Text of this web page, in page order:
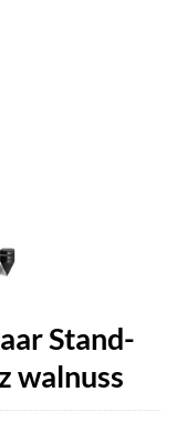
Stand-
walnuss